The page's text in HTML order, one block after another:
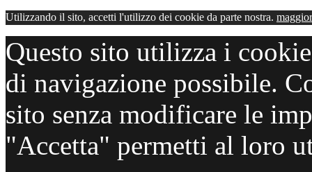
Utilizzando il sito, accetti l'utilizzo dei cookie da parte nostra.
Questo sito utilizza i
di navigazione possibile.
sito senza modificare le
"Accetta" permetti al loro